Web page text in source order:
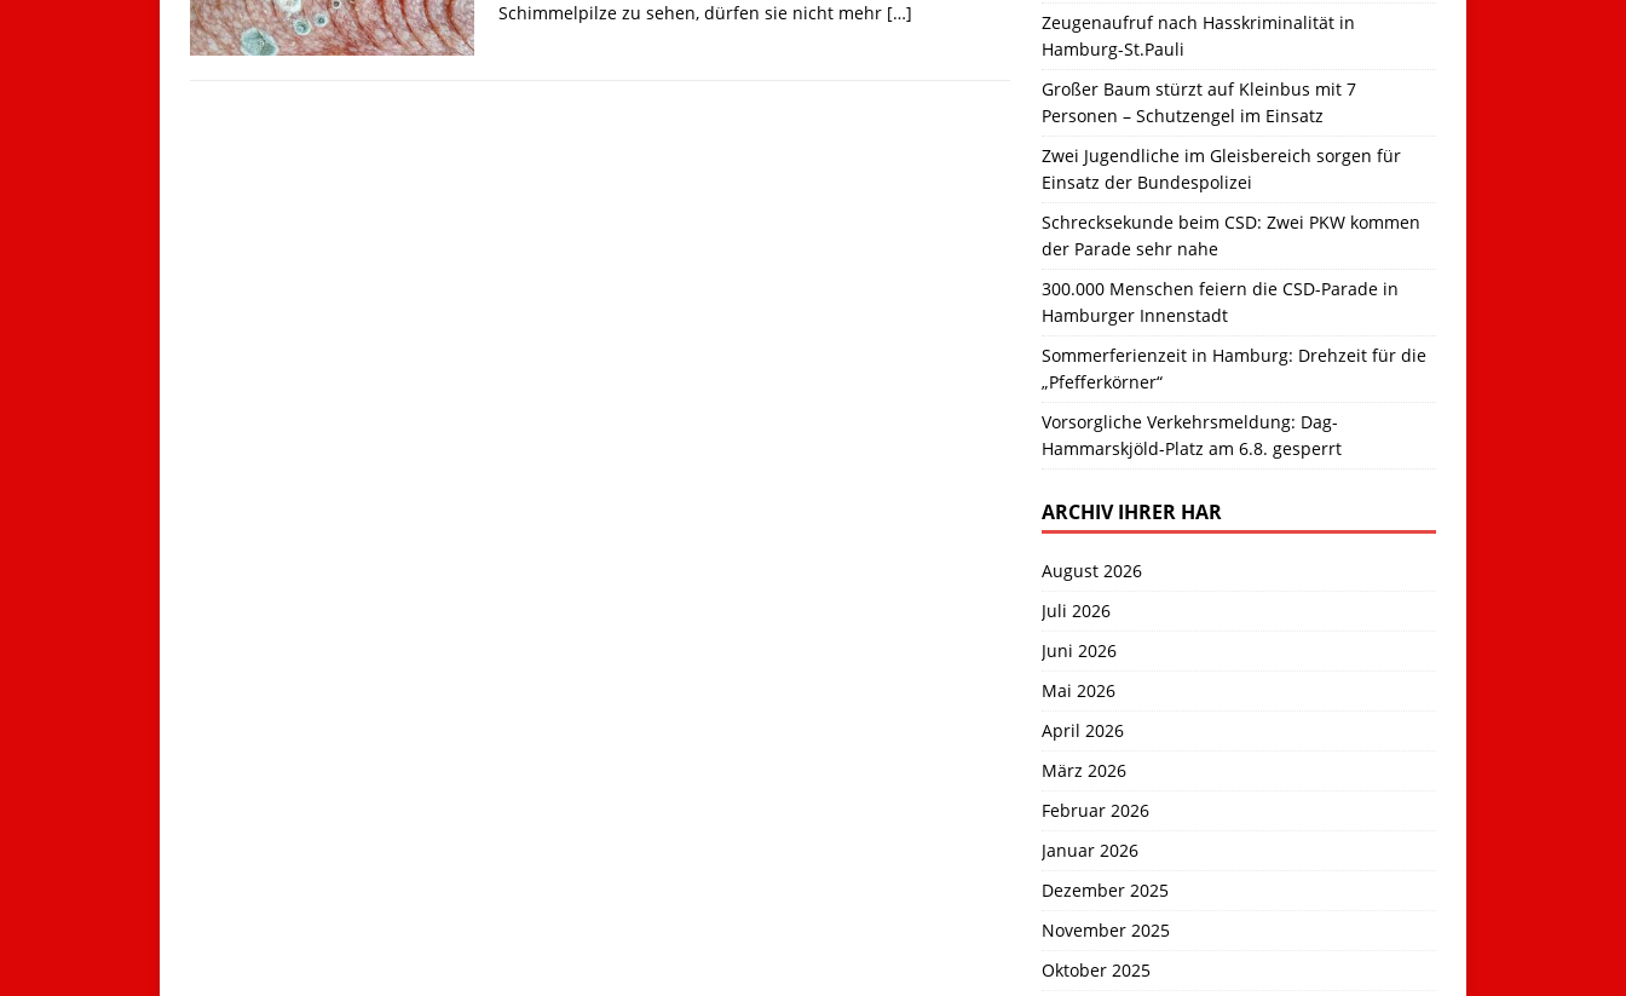
Schimmelpilze zu sehen, dürfen sie nicht mehr […]
Zeugenaufruf nach Hasskriminalität in
Hamburg-St.Pauli
Großer Baum stürzt auf Kleinbus mit 7
Personen – Schutzengel im Einsatz
Zwei Jugendliche im Gleisbereich sorgen für
Einsatz der Bundespolizei
Schrecksekunde beim CSD: Zwei PKW kommen
der Parade sehr nahe
300.000 Menschen feiern die CSD-Parade in
Hamburger Innenstadt
Sommerferienzeit in Hamburg: Drehzeit für die
„Pfefferkörner“
Vorsorgliche Verkehrsmeldung: Dag-
Hammarskjöld-Platz am 6.8. gesperrt
ARCHIV IHRER HAR
August 2026
Juli 2026
Juni 2026
Mai 2026
April 2026
März 2026
Februar 2026
Januar 2026
Dezember 2025
November 2025
Oktober 2025